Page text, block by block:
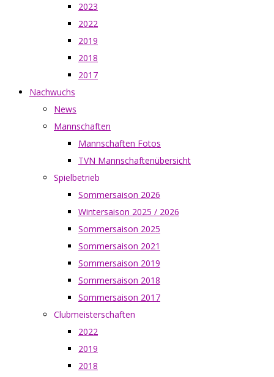
2023
2022
2019
2018
2017
Nachwuchs
News
Mannschaften
Mannschaften Fotos
TVN Mannschaftenübersicht
Spielbetrieb
Sommersaison 2026
Wintersaison 2025 / 2026
Sommersaison 2025
Sommersaison 2021
Sommersaison 2019
Sommersaison 2018
Sommersaison 2017
Clubmeisterschaften
2022
2019
2018